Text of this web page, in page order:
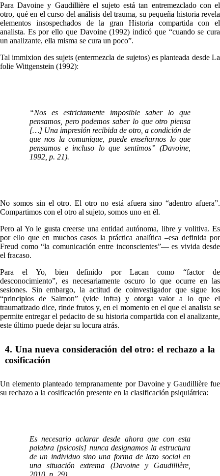
Para Davoine y Gaudillière el sujeto está tan entremezclado con el
otro, qué en el curso del análisis del trauma, su pequeña historia revela
elementos insospechados de la gran Historia compartida con el
analista. Es por ello que Davoine (1992) indicó que “cuando se cura
un analizante, ella misma se cura un poco”.
Tal immixion des sujets (entermezcla de sujetos) es planteada desde La
folie Wittgenstein (1992):
“Nos es estrictamente imposible saber lo que
pensamos, pero podemos saber lo que otro piensa
[…] Una impresión recibida de otro, a condición de
que nos la comunique, puede enseñarnos lo que
pensamos e incluso lo que sentimos” (Davoine,
1992, p. 21).
No somos sin el otro. El otro no está afuera sino “adentro afuera”.
Compartimos con el otro al sujeto, somos uno en él.
Pero al Yo le gusta creerse una entidad autónoma, libre y volitiva. Es
por ello que en muchos casos la práctica analítica –esa definida por
Freud como “la comunicación entre inconscientes”— es vivida desde
el fracaso.
Para el Yo, bien definido por Lacan como “factor de
desconocimiento”, es necesariamente oscuro lo que ocurre en las
sesiones. Sin embargo, la actitud de coinvestigador que sigue los
“principios de Salmon” (vide infra) y otorga valor a lo que el
traumatizado dice, rinde frutos y, en el momento en el que el analista se
permite entregar el pedacito de su historia compartida con el analizante,
este último puede dejar su locura atrás.
4. Una nueva consideración del otro: el rechazo a la
cosificación
Un elemento planteado tempranamente por Davoine y Gaudillière fue
su rechazo a la cosificación presente en la clasificación psiquiátrica:
Es necesario aclarar desde ahora que con esta
palabra [psicosis] nunca designamos la estructura
de un individuo sino una forma de lazo social en
una situación extrema (Davoine y Gaudillière,